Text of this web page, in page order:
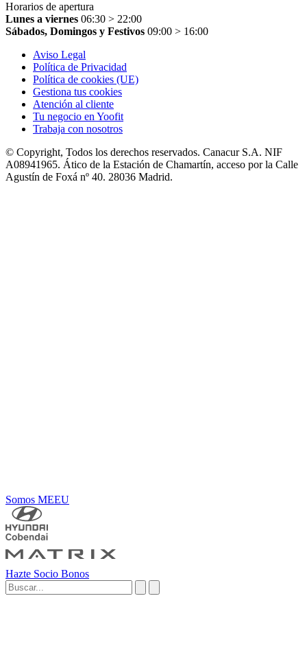
Horarios de apertura
Lunes a viernes 06:30 > 22:00
Sábados, Domingos y Festivos 09:00 > 16:00
Aviso Legal
Política de Privacidad
Política de cookies (UE)
Gestiona tus cookies
Atención al cliente
Tu negocio en Yoofit
Trabaja con nosotros
© Copyright, Todos los derechos reservados. Canacur S.A. NIF
A08941965. Ático de la Estación de Chamartín, acceso por la Calle
Agustín de Foxá nº 40. 28036 Madrid.
Somos MEEU
Hazte Socio Bonos